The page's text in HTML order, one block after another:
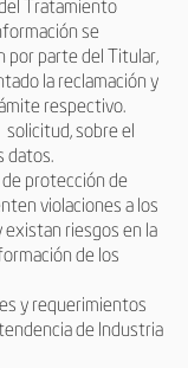
Tratamiento
se
por parte del Titular,
la reclamación y
respectivo.
sobre el
datos.
protección de
violaciones a los
riesgos en la
de los
y requerimientos
de Industria